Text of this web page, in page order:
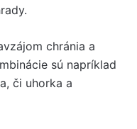
chránia a
sú napríklad
či uhorka a